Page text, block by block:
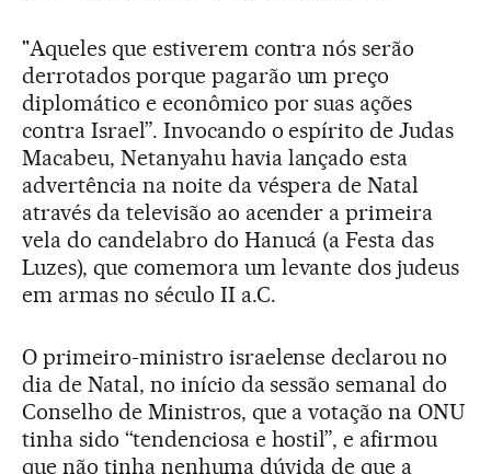
"Aqueles que estiverem contra nós serão
derrotados porque pagarão um preço
diplomático e econômico por suas ações
contra Israel”. Invocando o espírito de Judas
Macabeu, Netanyahu havia lançado esta
advertência na noite da véspera de Natal
através da televisão ao acender a primeira
vela do candelabro do Hanucá (a Festa das
Luzes), que comemora um levante dos judeus
em armas no século II a.C.
O primeiro-ministro israelense declarou no
dia de Natal, no início da sessão semanal do
Conselho de Ministros, que a votação na ONU
tinha sido “tendenciosa e hostil”, e afirmou
que não tinha nenhuma dúvida de que a